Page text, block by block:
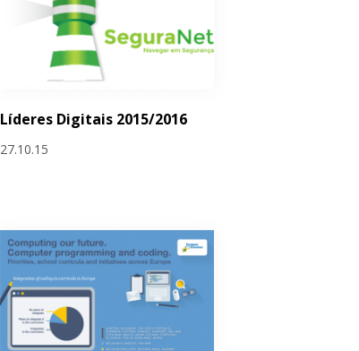
Líderes Digitais 2015/2016
27.10.15